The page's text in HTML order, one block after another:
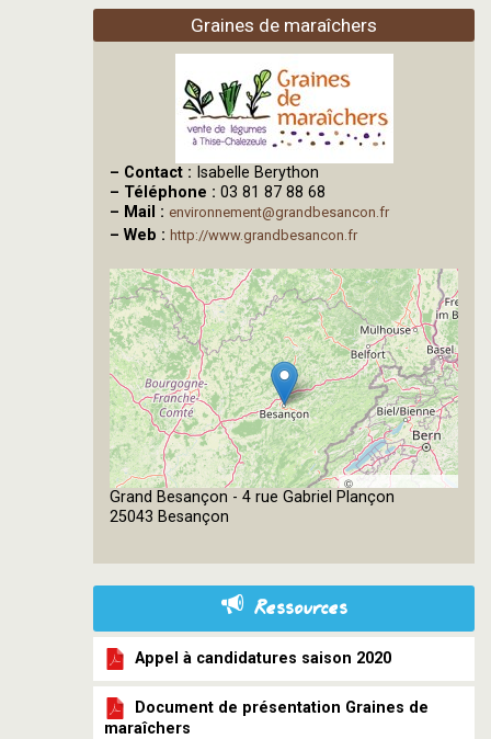
Graines de maraîchers
– Contact : Isabelle Berython
– Téléphone : 03 81 87 88 68
– Mail : environnement@grandbesancon.fr
– Web : http://www.grandbesancon.fr
©
OpenStreetMap
Grand Besançon - 4 rue Gabriel Plançon
25043 Besançon
Ressources
Appel à candidatures saison 2020
Document de présentation Graines de
maraîchers